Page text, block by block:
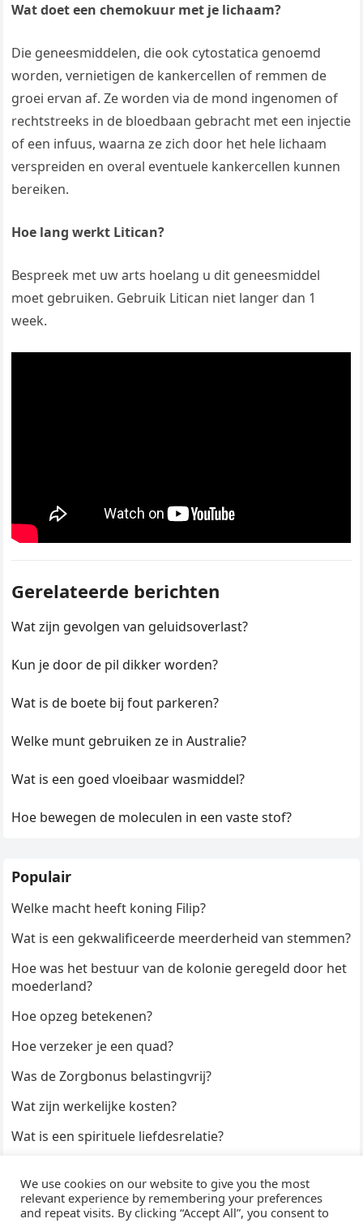
Wat doet een chemokuur met je lichaam?
Die geneesmiddelen, die ook cytostatica genoemd
worden, vernietigen de kankercellen of remmen de
groei ervan af. Ze worden via de mond ingenomen of
rechtstreeks in de bloedbaan gebracht met een injectie
of een infuus, waarna ze zich door het hele lichaam
verspreiden en overal eventuele kankercellen kunnen
bereiken.
Hoe lang werkt Litican?
Bespreek met uw arts hoelang u dit geneesmiddel
moet gebruiken. Gebruik Litican niet langer dan 1
week.
Gerelateerde berichten
Wat zijn gevolgen van geluidsoverlast?
Kun je door de pil dikker worden?
Wat is de boete bij fout parkeren?
Welke munt gebruiken ze in Australie?
Wat is een goed vloeibaar wasmiddel?
Hoe bewegen de moleculen in een vaste stof?
Populair
Welke macht heeft koning Filip?
Wat is een gekwalificeerde meerderheid van stemmen?
Hoe was het bestuur van de kolonie geregeld door het
moederland?
Hoe opzeg betekenen?
Hoe verzeker je een quad?
Was de Zorgbonus belastingvrij?
Wat zijn werkelijke kosten?
Wat is een spirituele liefdesrelatie?
Hoe duur zijn Keukendeurtjes?
We use cookies on our website to give you the most
relevant experience by remembering your preferences
and repeat visits. By clicking “Accept All”, you consent to